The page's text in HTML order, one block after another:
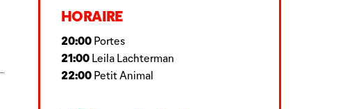
HORAIRE
20:00Portes
21:00Leila Lachterman
22:00Petit Animal